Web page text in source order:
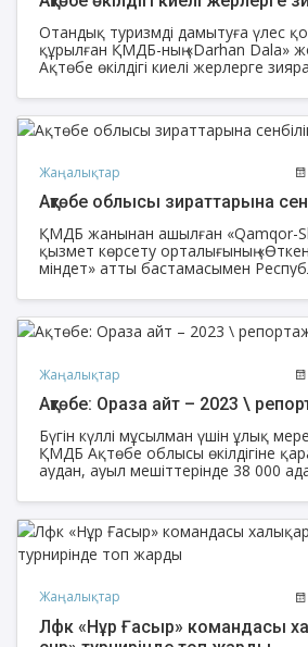
Отандық туризмді дамытуға үлес
құрылған ҚМДБ-ның «Darhan Dala»
Ақтөбе өкілдігі киелі жерлерге
Шұбарқұдық елдімекеніне жақын
ата-баба қорымына барып, Қоңыр
Досжан Хазіреттің басында Құран
Жаңалықтар
Ақтөбе облысы зираттарына
ҚМДБ жанынан ашылған «Qamqor-
қызмет көрсету орталығының
міндет» атты бастамасымен
жерленген зираттардың басы,
сенбілік өткізілді.
Жаңалықтар
Ақтөбе: Ораза
Бүгін күллі мұсылман үшін ұлық
ҚМДБ Ақтөбе облысы өкілдігіне
аудан, ауыл мешіттерінде 38 000
Жаңалықтар
Лфк «Нұр Ғасыр» командасы